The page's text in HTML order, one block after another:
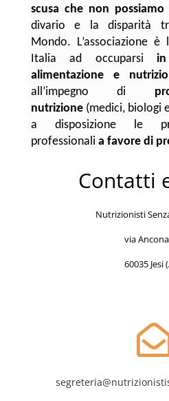
scusa che non
divario e la disparità
Mondo. L’associazione
Italia ad occuparsi
alimentazione e
all’impegno di
nutrizione(medici, biologi
a disposizione le
professionali a favore di
Contatti
Nutrizionisti
via
60035 Jesi